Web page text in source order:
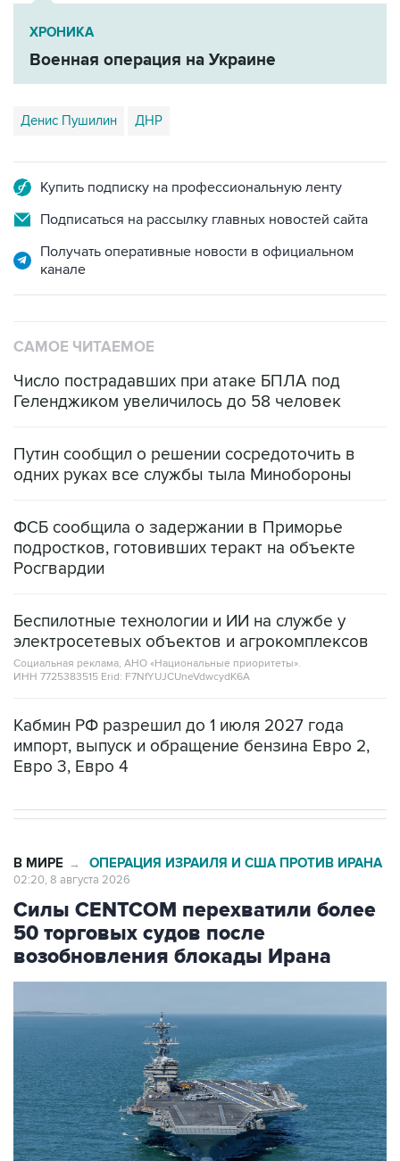
ХРОНИКА
Военная операция на Украине
Денис Пушилин ДНР
Купить подписку на профессиональную ленту
Подписаться на рассылку главных новостей сайта
Получать оперативные новости в официальном
канале
САМОЕ ЧИТАЕМОЕ
Число пострадавших при атаке БПЛА под
Геленджиком увеличилось до 58 человек
Путин сообщил о решении сосредоточить в
одних руках все службы тыла Минобороны
ФСБ сообщила о задержании в Приморье
подростков, готовивших теракт на объекте
Росгвардии
Беспилотные технологии и ИИ на службе у
электросетевых объектов и агрокомплексов
Социальная реклама, АНО «Национальные приоритеты».
ИНН 7725383515 Erid: F7NfYUJCUneVdwcydK6A
Кабмин РФ разрешил до 1 июля 2027 года
импорт, выпуск и обращение бензина Евро 2,
Евро 3, Евро 4
В МИРЕ → ОПЕРАЦИЯ ИЗРАИЛЯ И США ПРОТИВ ИРАНА
02:20, 8 августа 2026
Силы CENTCOM перехватили более
50 торговых судов после
возобновления блокады Ирана